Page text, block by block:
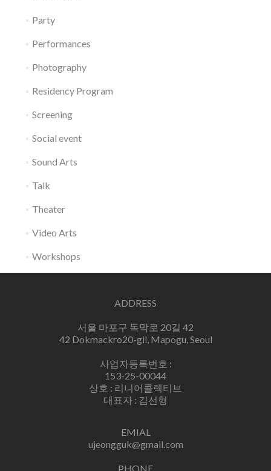
Party
Performances
Photography
Residency Program
Screening
Social event
Sound Arts
Talk
Theater
Video Arts
Workshops
ADDRESS
서울 마포구 독막로 20길 42
42 Dokmackro20-gil, Mapogu, Seoul
사업자등록번호 :
153-25-00044
상호 : 리니어콜렉티브
대표자 : 김선형
EMIAL
ujeongguk@gmail.com
PHONE